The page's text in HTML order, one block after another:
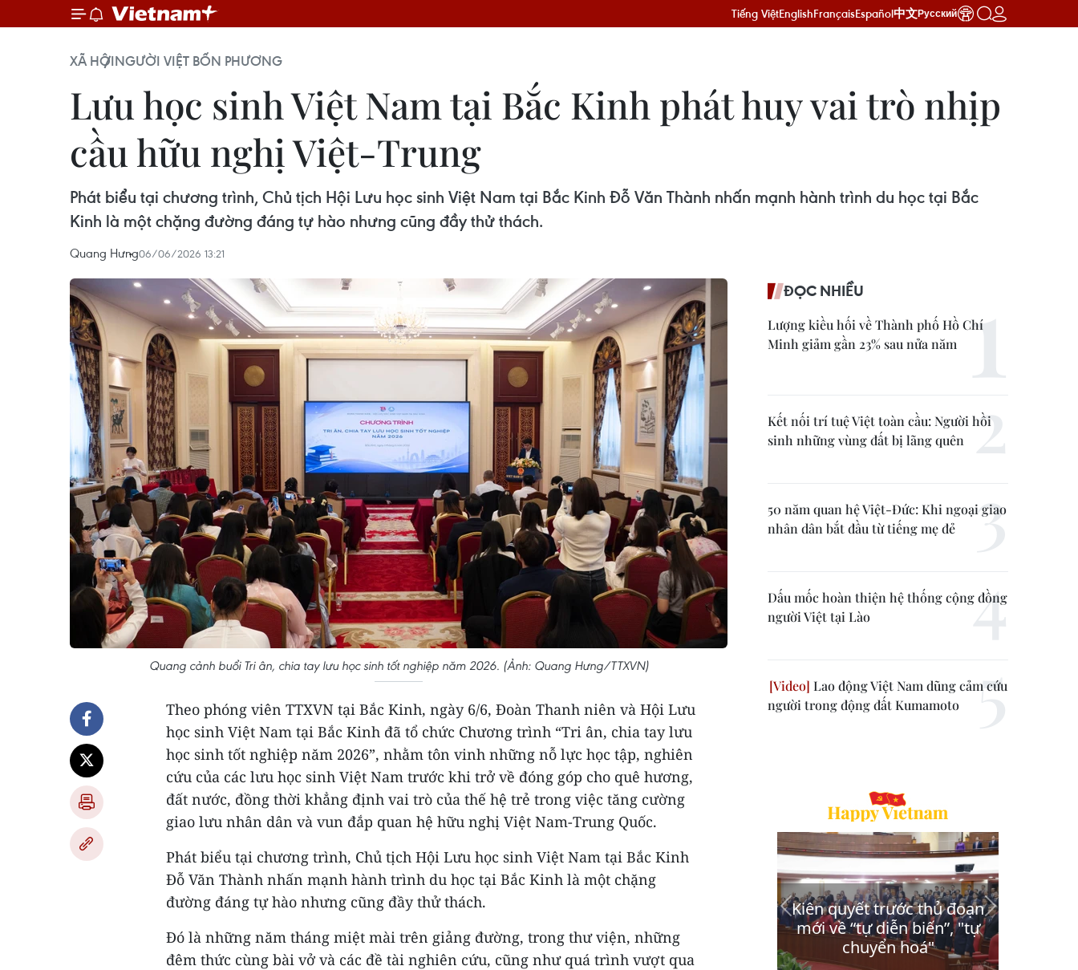
Tiếng ViệtEnglishFrançaisEspañol中文Русский
XÃ HỘINGƯỜI VIỆT BỐN PHƯƠNG
Lưu học sinh Việt Nam tại Bắc Kinh phát huy vai trò nhịp
cầu hữu nghị Việt-Trung
Phát biểu tại chương trình, Chủ tịch Hội Lưu học sinh Việt Nam tại Bắc Kinh Đỗ Văn Thành nhấn mạnh hành trình du học tại Bắc
Kinh là một chặng đường đáng tự hào nhưng cũng đầy thử thách.
Quang Hưng06/06/2026 13:21
Quang cảnh buổi Tri ân, chia tay lưu học sinh tốt nghiệp năm 2026. (Ảnh: Quang Hưng/TTXVN)
Theo phóng viên TTXVN tại Bắc Kinh, ngày 6/6, Đoàn Thanh niên và Hội Lưu
học sinh Việt Nam tại Bắc Kinh đã tổ chức Chương trình “Tri ân, chia tay lưu
học sinh tốt nghiệp năm 2026”, nhằm tôn vinh những nỗ lực học tập, nghiên
cứu của các lưu học sinh Việt Nam trước khi trở về đóng góp cho quê hương,
đất nước, đồng thời khẳng định vai trò của thế hệ trẻ trong việc tăng cường
giao lưu nhân dân và vun đắp quan hệ hữu nghị Việt Nam-Trung Quốc.
Phát biểu tại chương trình, Chủ tịch Hội Lưu học sinh Việt Nam tại Bắc Kinh
Đỗ Văn Thành nhấn mạnh hành trình du học tại Bắc Kinh là một chặng
đường đáng tự hào nhưng cũng đầy thử thách.
Đó là những năm tháng miệt mài trên giảng đường, trong thư viện, những
đêm thức cùng bài vở và các đề tài nghiên cứu, cũng như quá trình vượt qua
ĐỌC NHIỀU
Lượng kiều hối về Thành phố Hồ Chí
Minh giảm gần 23% sau nửa năm
Kết nối trí tuệ Việt toàn cầu: Người hồi
sinh những vùng đất bị lãng quên
50 năm quan hệ Việt-Đức: Khi ngoại giao
nhân dân bắt đầu từ tiếng mẹ đẻ
Dấu mốc hoàn thiện hệ thống cộng đồng
người Việt tại Lào
Lao động Việt Nam dũng cảm cứu
người trong động đất Kumamoto